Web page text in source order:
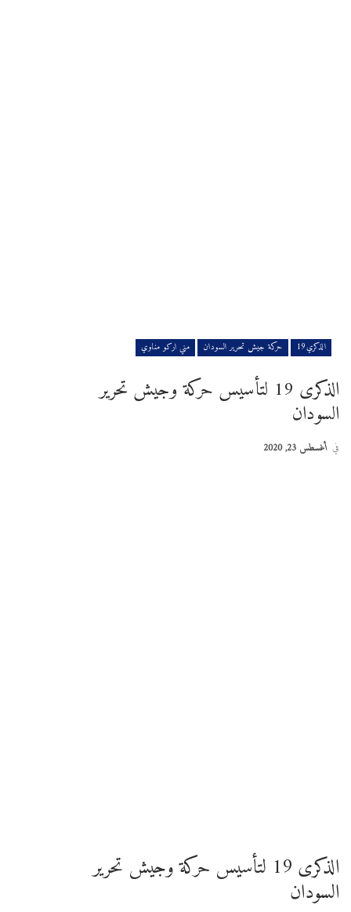
الذكري19 حركة جيش تحرير السودان مني اركو مناوي
الذكرى 19 لتأسيس حركة وجيش تحرير
السودان
في أغسطس 23, 2020
الذكرى 19 لتأسيس حركة وجيش تحرير
السودان